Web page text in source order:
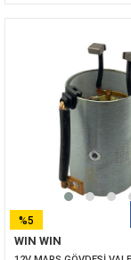
WIN WIN
%5
İNDIRIM